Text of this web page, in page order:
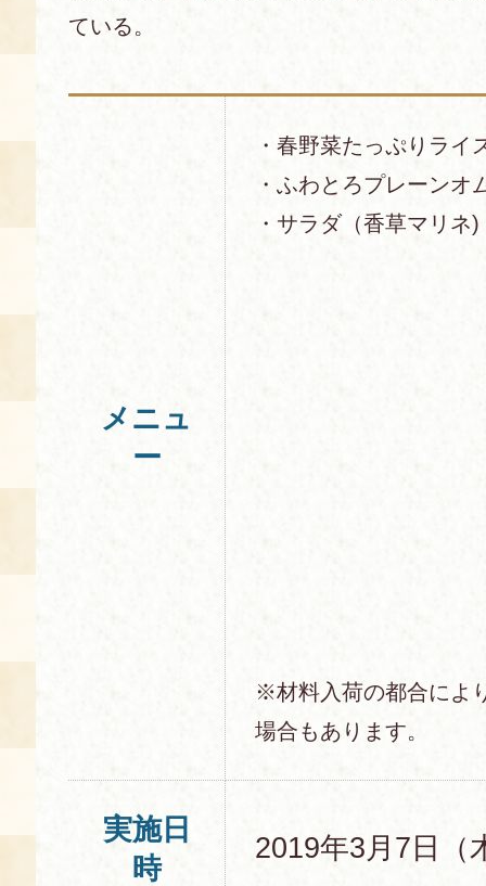
ている。
メニュ
ー
・春野菜たっぷりライ
・ふわとろプレーンオ
・サラダ（香草マリネ)
※材料入荷の都合によ
場合もあります。
実施日
時
2019年3月7日（